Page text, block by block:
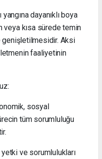
dayanıklı boya
kısa sürede temin
Aksi
faaliyetinin
sosyal
tüm sorumluluğu
ve sorumlulukları